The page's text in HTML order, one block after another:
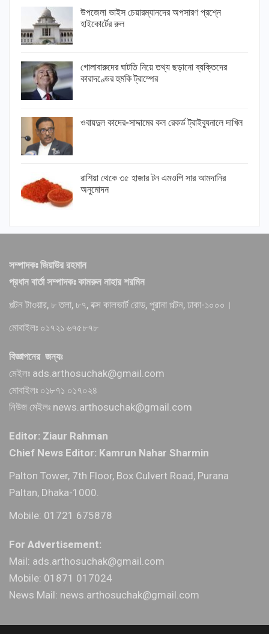
উপজেলা ভাইস চেয়ারম্যানদের অপসারণ প্রশ্নে
হাইকোর্টের রুল
গোলাবারুদের ঘাটতি নিয়ে তথ্য ছড়ানো ব্যক্তিদের
কারাদণ্ডের হুমকি ট্রাম্পের
ওবায়দুল কাদের-সাদ্দামের কল রেকর্ড ট্রাইব্যুনালে দাখিল
রাশিয়া থেকে ৩৫ হাজার টন এমওপি সার আমদানির
অনুমোদন
সম্পাদকঃ জিয়াউর রহমান
প্রধান বার্তা সম্পাদকঃ কামরুন নাহার শরমিন
পল্টন টাওয়ার, ৮ তলা, ৮৭, বক্স কালভার্ট রোড, পুরানা পল্টন, ঢাকা-১০০০।
মোবাইলঃ ০১৭২১ ৬৭৫৮৭৮
বিজ্ঞাপনের জন্যঃ
মেইলঃ ads.arthosuchak@gmail.com
মোবাইলঃ ০১৮৭১ ০১৭০২৪
নিউজ মেইলঃ news.arthosuchak@gmail.com
Editor: Ziaur Rahman
Chief News Editor: Kamrun Nahar Sharmin
Palton Tower, 7th Floor, Box Culvert Road, Purana
Paltan, Dhaka-1000.
Mobile: 01721 675878
For Advertisement:
Mail: ads.arthosuchak@gmail.com
Mobile: 01871 017024
News Mail: news.arthosuchak@gmail.com